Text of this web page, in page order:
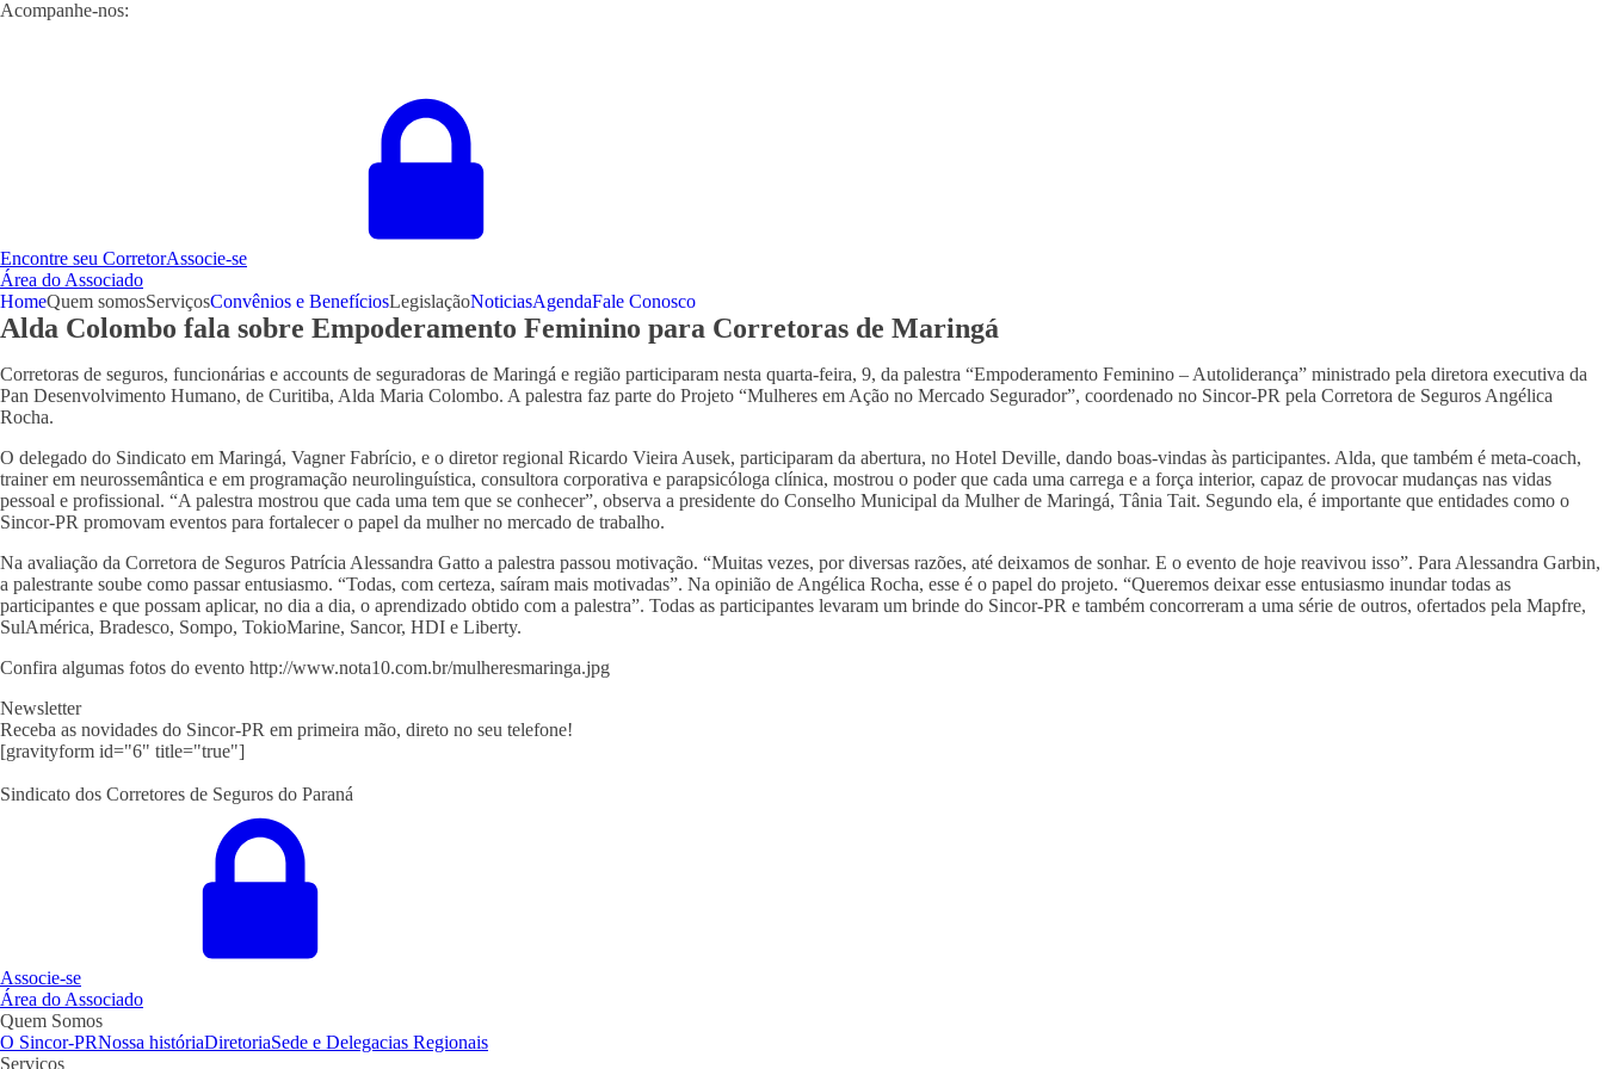
Acompanhe-nos:
Encontre seu CorretorAssocie-se
Área do Associado
HomeQuem somosServiçosConvênios e BenefíciosLegislaçãoNoticiasAgendaFale Conosco
Alda Colombo fala sobre Empoderamento Feminino para Corretoras de Maringá
Corretoras de seguros, funcionárias e accounts de seguradoras de Maringá e região participaram nesta quarta-feira, 9, da palestra “Empoderamento Feminino – Autoliderança” ministrado pela diretora executiva da
Pan Desenvolvimento Humano, de Curitiba, Alda Maria Colombo. A palestra faz parte do Projeto “Mulheres em Ação no Mercado Segurador”, coordenado no Sincor-PR pela Corretora de Seguros Angélica
Rocha.
O delegado do Sindicato em Maringá, Vagner Fabrício, e o diretor regional Ricardo Vieira Ausek, participaram da abertura, no Hotel Deville, dando boas-vindas às participantes. Alda, que também é meta-coach,
trainer em neurossemântica e em programação neurolinguística, consultora corporativa e parapsicóloga clínica, mostrou o poder que cada uma carrega e a força interior, capaz de provocar mudanças nas vidas
pessoal e profissional. “A palestra mostrou que cada uma tem que se conhecer”, observa a presidente do Conselho Municipal da Mulher de Maringá, Tânia Tait. Segundo ela, é importante que entidades como o
Sincor-PR promovam eventos para fortalecer o papel da mulher no mercado de trabalho.
Na avaliação da Corretora de Seguros Patrícia Alessandra Gatto a palestra passou motivação. “Muitas vezes, por diversas razões, até deixamos de sonhar. E o evento de hoje reavivou isso”. Para Alessandra Garbin,
a palestrante soube como passar entusiasmo. “Todas, com certeza, saíram mais motivadas”. Na opinião de Angélica Rocha, esse é o papel do projeto. “Queremos deixar esse entusiasmo inundar todas as
participantes e que possam aplicar, no dia a dia, o aprendizado obtido com a palestra”. Todas as participantes levaram um brinde do Sincor-PR e também concorreram a uma série de outros, ofertados pela Mapfre,
SulAmérica, Bradesco, Sompo, TokioMarine, Sancor, HDI e Liberty.
Confira algumas fotos do evento http://www.nota10.com.br/mulheresmaringa.jpg
Newsletter
Receba as novidades do Sincor-PR em primeira mão, direto no seu telefone!
[gravityform id="6" title="true"]
Sindicato dos Corretores de Seguros do Paraná
Associe-se
Área do Associado
Quem Somos
O Sincor-PRNossa históriaDiretoriaSede e Delegacias Regionais
Serviços